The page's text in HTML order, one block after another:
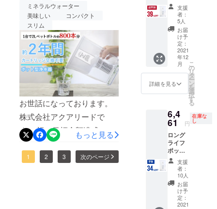
ます。わたくしどもも嬉し
いです。ご検討中の方もそ
うでない方も、よければ以
下リンクからぜひぜひご覧
いただけますと幸いです。
https://www.lifehacker.jp/202
1/12/machi-ya-water-long-
life-pot-review.html ご質問等
もお問合せフォームよりお
応えしておりますので、ご
支援前になにか気になるこ
となどございましたら、ど
ミネラルウォーター
美味しい
コンパクト
スリム
お世話になっております。
株式会社アクアリードで
す。 祝！目標金額達成。応
援購入をくださったサポー
ターの皆様、誠にありがと
もっと見る
1 2 3 次のページ
売を予
定。 ※
税込
み、送
料込の
価格と
なりま
す。
×1 一般
販売予
定価格
9,790円
（税・
送料込
み）の
39％OF
F 2022
年1月下
旬頃か
ら、各
ECサイ
HP等で
一般販
売を予
定。 ※
税込
み、送
料込の
価格と
なりま
す。
支援
者：
5人
お届
け予
定：
2021
年12
月
詳細を見る
こ
の
リ
タ
ー
ン
を
選
択
す
る
6,4
61 円
在庫な
し
ロング
ライフ
ポット
×1 一般
販売予
定価格
9,790円
（税・
送料込
み）の
支援
者：
10人
お届
け予
定：
2021